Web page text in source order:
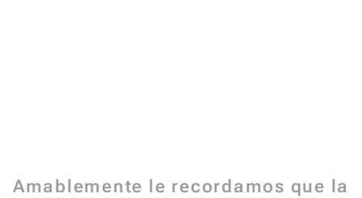
Amablemente le recordamos que la